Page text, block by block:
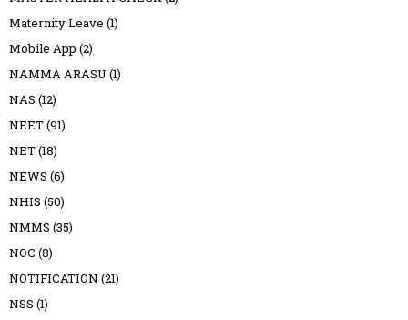
Maternity Leave (1)
Mobile App (2)
NAMMA ARASU (1)
NAS (12)
NEET(91)
NET(18)
NEWS (6)
NHIS (50)
NMMS (35)
NOC (8)
NOTIFICATION (21)
NSS (1)